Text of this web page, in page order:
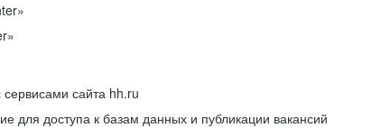
сайта hh.ru
доступа к базам данных и публикации вакансий